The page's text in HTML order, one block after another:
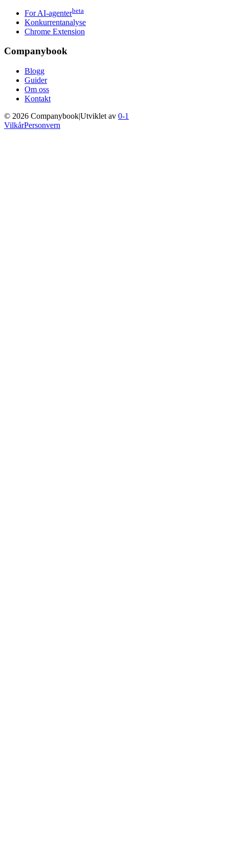
For AI-agenterbeta
Konkurrentanalyse
Chrome Extension
Companybook
Blogg
Guider
Om oss
Kontakt
© 2026 Companybook|Utviklet av 0-1
VilkårPersonvern